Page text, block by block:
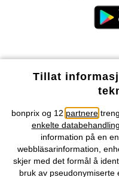
Våre betalingsalternativer
Vårt tilbud
Selskapet
Tillat
bonprix og 12 partnere
enkelte
information på en
webbläsarinformation,
skjer med det formål å
bruk av